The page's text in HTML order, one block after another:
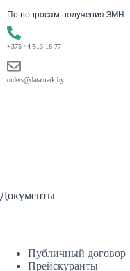
По вопросам получения ЗМН
+375 44 513 18 77
orders@datamark.by
Документы
Публичный договор
Прейскуранты